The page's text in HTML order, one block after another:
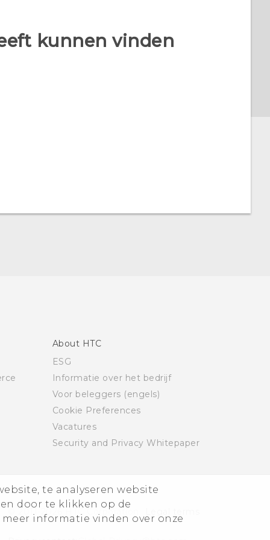
te analyseren website
door te klikken op de
informatie vinden over onze
kunnen vinden
About HTC
ESG
Informatie over het bedrijf
Voor beleggers (engels)
Cookie Preferences
Vacatures
Security and Privacy Whitepaper
© 2011-2026 HTC Corporation